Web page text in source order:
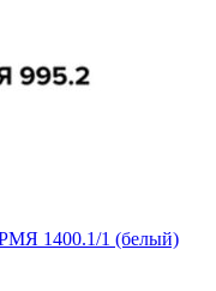
1400.1/1 (белый)